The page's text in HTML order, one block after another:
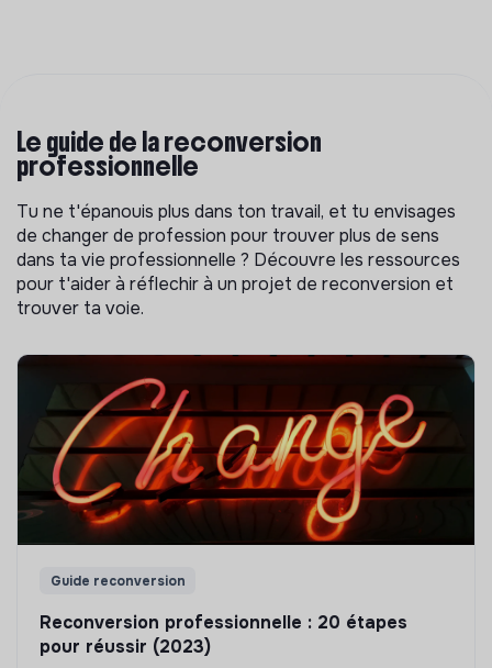
Le guide de la reconversion
professionnelle
Tu ne t'épanouis plus dans ton travail, et tu envisages
de changer de profession pour trouver plus de sens
dans ta vie professionnelle ? Découvre les ressources
pour t'aider à réflechir à un projet de reconversion et
trouver ta voie.
Guide reconversion
Reconversion professionnelle : 20 étapes
pour réussir (2023)